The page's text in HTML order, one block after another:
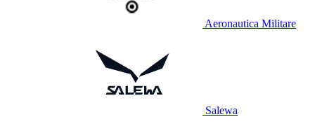
Aeronautica Militare
Salewa